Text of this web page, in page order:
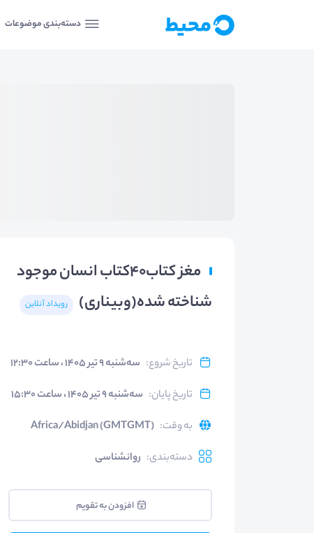
دسته‌بندی موضوعات
مغز کتاب۴۰کتاب انسان موجود
شناخته شده(وبیناری)
رویداد آنلاین
تاریخ شروع: سه‌شنبه ۹ تیر ۱۴۰۵ ، ساعت ۱۲:۳۰
تاریخ پایان: سه‌شنبه ۹ تیر ۱۴۰۵ ، ساعت ۱۵:۳۰
به وقت:
Africa/Abidjan (GMTGMT)
دسته‌بندی: روانشناسی
افزودن به تقویم